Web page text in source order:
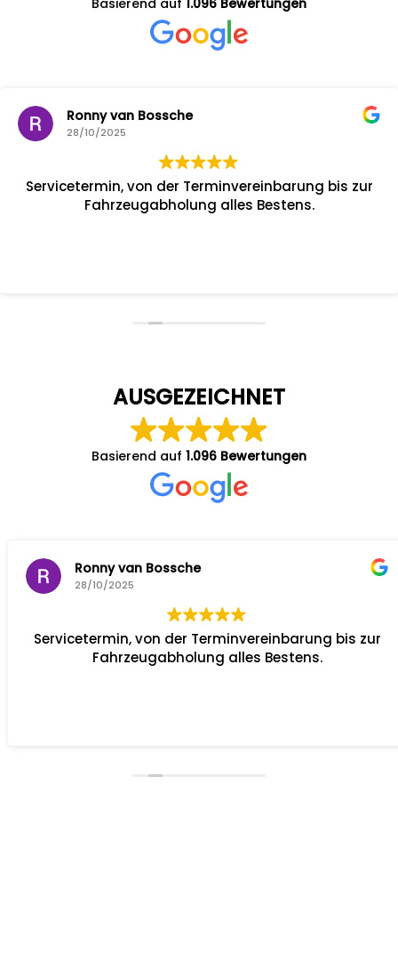
Basierend auf 1.096 Bewertungen
Ronny van Bossche
28/10/2025
Servicetermin, von der Terminvereinbarung bis zur
Fahrzeugabholung alles Bestens.
AUSGEZEICHNET
Basierend auf 1.096 Bewertungen
Ronny van Bossche
28/10/2025
Servicetermin, von der Terminvereinbarung bis zur
Fahrzeugabholung alles Bestens.